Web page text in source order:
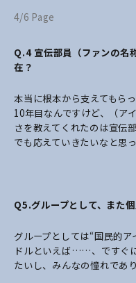
4/6 Page
Q.4 宣伝部員（ファンの名
在？
本当に根本から支えてもら
10年目なんですけど、（ア
さを教えてくれたのは宣伝
でも応えていきたいなと思っ
Q5.グループとして、また
グループとしては“国民的
ドルといえば……、ですぐ
たいし、みんなの憧れであり